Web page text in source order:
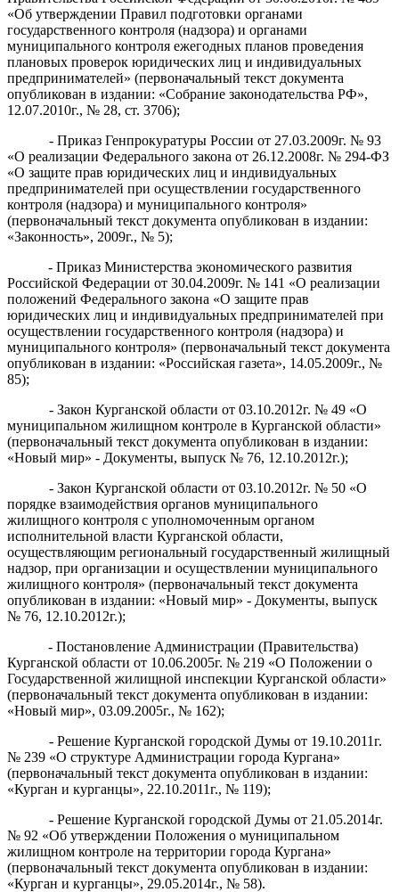
«Об утверждении Правил подготовки органами
государственного контроля (надзора) и органами
муниципального контроля ежегодных планов проведения
плановых проверок юридических лиц и индивидуальных
предпринимателей» (первоначальный текст документа
опубликован в издании: «Собрание законодательства РФ»,
12.07.2010г., № 28, ст. 3706);
- Приказ Генпрокуратуры России от 27.03.2009г. № 93
«О реализации Федерального закона от 26.12.2008г. № 294-ФЗ
«О защите прав юридических лиц и индивидуальных
предпринимателей при осуществлении государственного
контроля (надзора) и муниципального контроля»
(первоначальный текст документа опубликован в издании:
«Законность», 2009г., № 5);
-Приказ Министерства экономического развития
Российской Федерации от 30.04.2009г. № 141 «О реализации
положений Федерального закона «О защите прав
юридических лиц и индивидуальных предпринимателей при
осуществлении государственного контроля (надзора) и
муниципального контроля» (первоначальный текст документа
опубликован в издании: «Российская газета», 14.05.2009г., №
85);
- Закон Курганской области от 03.10.2012г. № 49 «О
муниципальном жилищном контроле в Курганской области»
(первоначальный текст документа опубликован в издании:
«Новый мир» - Документы, выпуск № 76, 12.10.2012г.);
- Закон Курганской областиот 03.10.2012г. № 50 «О
порядке взаимодействия органов муниципального
жилищного контроля с уполномоченным органом
исполнительной власти Курганской области,
осуществляющим региональный государственный жилищный
надзор, при организации и осуществлении муниципального
жилищного контроля» (первоначальный текст документа
опубликован в издании: «Новый мир» - Документы, выпуск
№ 76, 12.10.2012г.);
- Постановление Администрации (Правительства)
Курганской области от 10.06.2005г. № 219 «О Положении о
Государственной жилищной инспекции Курганской области»
(первоначальный текст документа опубликован в издании:
«Новый мир», 03.09.2005г., № 162);
- Решение Курганской городской Думы от 19.10.2011г.
№ 239 «О структуре Администрации города Кургана»
(первоначальный текст документа опубликован в издании:
«Курган и курганцы», 22.10.2011г., № 119);
- Решение Курганской городской Думы от 21.05.2014г.
№ 92 «Об утверждении Положения о муниципальном
жилищном контроле на территории города Кургана»
(первоначальный текст документа опубликован в издании:
«Курган и курганцы», 29.05.2014г., № 58).